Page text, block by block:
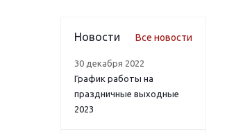
Новости Все новости
30 декабря 2022
График работы на
праздничные выходные
2023